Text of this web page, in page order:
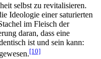
selbst zu revitalisieren.
Ideologie einer saturierten
im Fleisch der
daran, dass eine
ist und sein kann:
[10]